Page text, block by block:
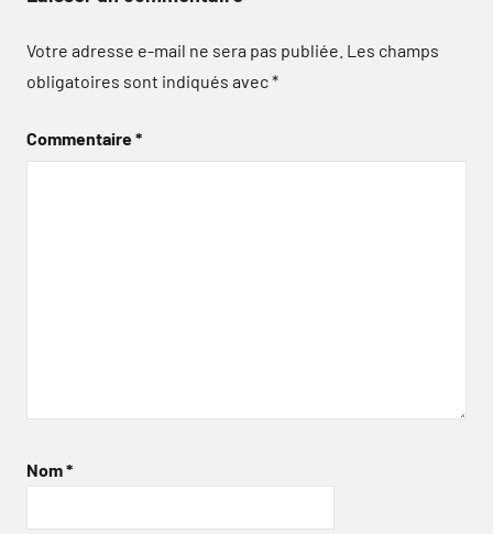
Votre adresse e-mail ne sera pas publiée. Les champs
obligatoires sont indiqués avec*
Commentaire*
Nom*